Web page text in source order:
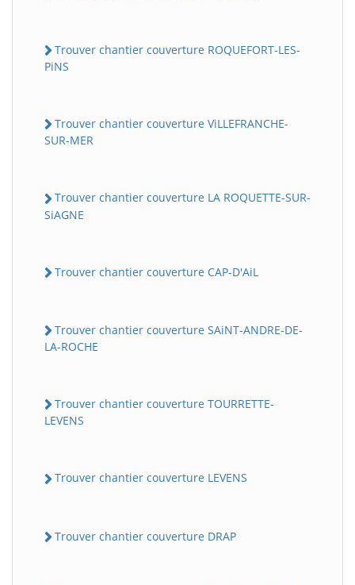
Trouver chantier couverture ROQUEFORT-LES-
PiNS
Trouver chantier couverture ViLLEFRANCHE-
SUR-MER
Trouver chantier couverture LA ROQUETTE-SUR-
SiAGNE
Trouver chantier couverture CAP-D'AiL
Trouver chantier couverture SAiNT-ANDRE-DE-
LA-ROCHE
Trouver chantier couverture TOURRETTE-
LEVENS
Trouver chantier couverture LEVENS
Trouver chantier couverture DRAP